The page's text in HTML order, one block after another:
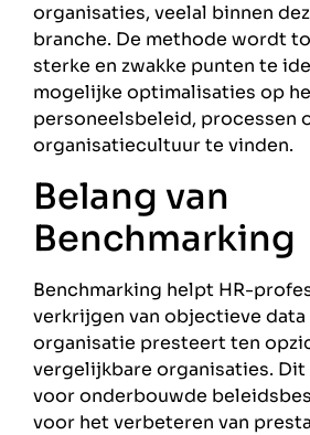
organisaties, veelal binnen
branche. De methode wordt
sterke en zwakke punten te
mogelijke optimalisaties op
personeelsbeleid, processen
organisatiecultuur te vinden.
Belang van
Benchmarking
Benchmarking helpt HR-
verkrijgen van objectieve data
organisatie presteert ten
vergelijkbare organisaties. Dit
voor onderbouwde
voor het verbeteren van